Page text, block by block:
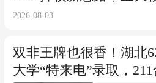
2026-08-03
双非王牌也很香！湖北
大学“特来电”录取，